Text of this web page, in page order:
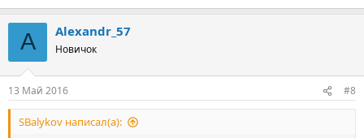
A Alexandr_57
Новичок
13 Май 2016 #8
SBalykov написал(а):